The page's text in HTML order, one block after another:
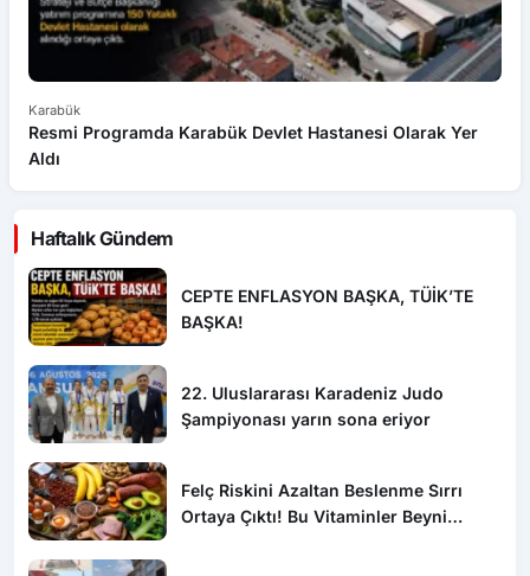
Karabük
Resmi Programda Karabük Devlet Hastanesi Olarak Yer
Aldı
Haftalık Gündem
CEPTE ENFLASYON BAŞKA, TÜİK’TE
BAŞKA!
22. Uluslararası Karadeniz Judo
Şampiyonası yarın sona eriyor
Felç Riskini Azaltan Beslenme Sırrı
Ortaya Çıktı! Bu Vitaminler Beyni